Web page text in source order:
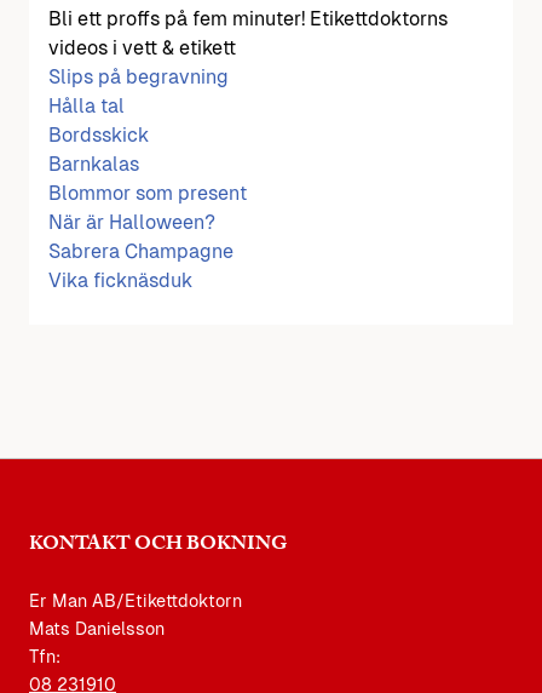
Bli ett proffs på fem minuter! Etikettdoktorns
videos i vett & etikett
Slips på begravning
Hålla tal
Bordsskick
Barnkalas
Blommor som present
När är Halloween?
Sabrera Champagne
Vika ficknäsduk
KONTAKT OCH BOKNING
Er Man AB/Etikettdoktorn
Mats Danielsson
Tfn:
08 231910